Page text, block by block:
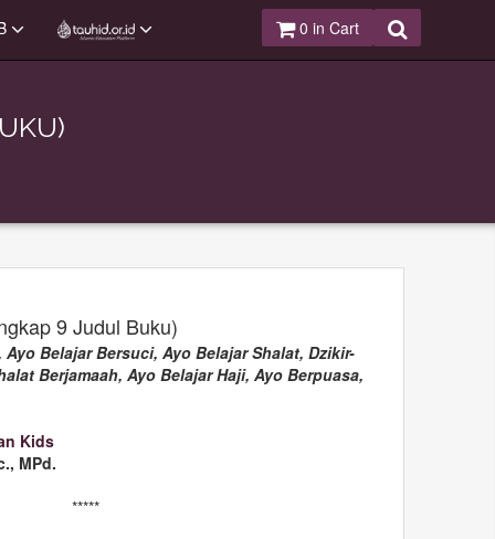
0 in Cart
9 Judul Buku)
Belajar Bersuci, Ayo Belajar Shalat, Dzikir-
Berjamaah, Ayo Belajar Haji, Ayo Berpuasa,
Kids
MPd.
*****